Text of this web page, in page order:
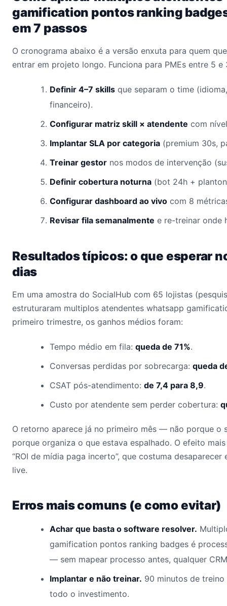
gamification pontos ranking
em 7 passos
O cronograma abaixo é a versão enxuta para quem
entrar em projeto longo. Funciona para PMEs entre 5 e
Definir 4–7 skills que separam o time
financeiro).
Configurar matriz skill × atendente com
Implantar SLA por categoria (premium 30s,
Treinar gestor nos modos de intervenção
Definir cobertura noturna (bot 24h +
Configurar dashboard ao vivo com 8
Revisar fila semanalmente e re-treinar onde
Resultados típicos: o que esperar
dias
Em uma amostra do SocialHub com 65 lojistas
estruturaram multiplos atendentes whatsapp
primeiro trimestre, os ganhos médios foram:
Tempo médio em fila: queda de 71%.
Conversas perdidas por sobrecarga: queda
CSAT pós-atendimento: de 7,4 para 8,9.
Custo por atendente sem perder cobertura:
O retorno aparece já no primeiro mês — não porque o
porque organiza o que estava espalhado. O efeito
“ROI de mídia paga incerto”, que costuma
live.
Erros mais comuns (e como evitar)
Achar que basta o software resolver.
gamification pontos ranking badges é
— sem mapear processo antes, qualquer
Implantar e não treinar. 90 minutos de
todo o investimento.